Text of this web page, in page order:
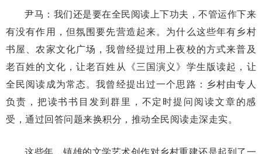
尹马：我们还是要在全民阅读上下功夫，不管运作下来
有没有作用，但氛围要先营造起来。为什么这些年有乡村
书屋、农家文化广场，我曾经提过用上夜校的方式来普及
老百姓的文化，让老百姓从《三国演义》学生版读起，让
全民阅读成为常态。我曾经提出过一个思路：乡村由专人
负责，把读书书目发到群里，不定时提问阅读文章的感
受，通过回答问题来换积分，推动全民阅读走深走实。